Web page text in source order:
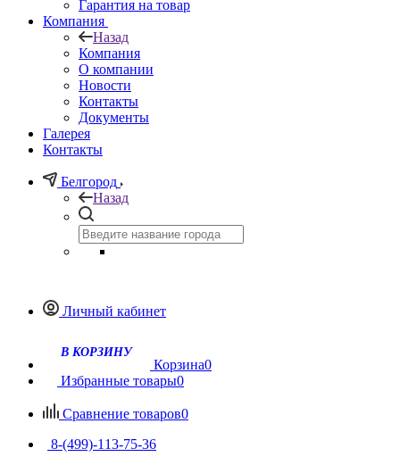
Гарантия на товар
Компания
Назад
Компания
О компании
Новости
Контакты
Документы
Галерея
Контакты
Белгород
Назад
Личный кабинет
Корзина0
Избранные товары0
Сравнение товаров0
8-(499)-113-75-36